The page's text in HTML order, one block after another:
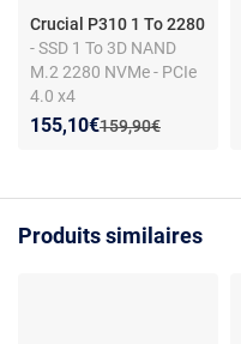
Crucial P310 1 To 2280
- SSD 1 To 3D NAND
M.2 2280 NVMe - PCIe
4.0 x4
Ancien prix :
159,90€
Nouveau prix :
155,10€
Réduction de :
Produits similaires